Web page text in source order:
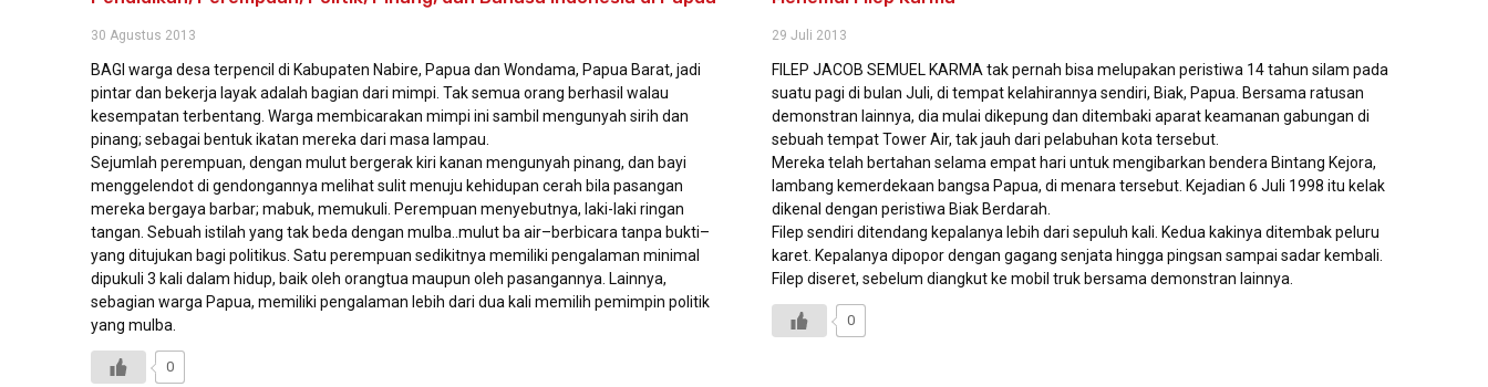
30 Agustus 2013
BAGI warga desa terpencil di Kabupaten Nabire, Papua dan Wondama, Papua Barat, jadi
pintar dan bekerja layak adalah bagian dari mimpi. Tak semua orang berhasil walau
kesempatan terbentang. Warga membicarakan mimpi ini sambil mengunyah sirih dan
pinang; sebagai bentuk ikatan mereka dari masa lampau.
Sejumlah perempuan, dengan mulut bergerak kiri kanan mengunyah pinang, dan bayi
menggelendot di gendongannya melihat sulit menuju kehidupan cerah bila pasangan
mereka bergaya barbar; mabuk, memukuli. Perempuan menyebutnya, laki-laki ringan
tangan. Sebuah istilah yang tak beda dengan mulba..mulut ba air–berbicara tanpa bukti–
yang ditujukan bagi politikus. Satu perempuan sedikitnya memiliki pengalaman minimal
dipukuli 3 kali dalam hidup, baik oleh orangtua maupun oleh pasangannya. Lainnya,
sebagian warga Papua, memiliki pengalaman lebih dari dua kali memilih pemimpin politik
yang mulba.
0
29 Juli 2013
FILEP JACOB SEMUEL KARMA tak pernah bisa melupakan peristiwa 14 tahun silam pada
suatu pagi di bulan Juli, di tempat kelahirannya sendiri, Biak, Papua. Bersama ratusan
demonstran lainnya, dia mulai dikepung dan ditembaki aparat keamanan gabungan di
sebuah tempat Tower Air, tak jauh dari pelabuhan kota tersebut.
Mereka telah bertahan selama empat hari untuk mengibarkan bendera Bintang Kejora,
lambang kemerdekaan bangsa Papua, di menara tersebut. Kejadian 6 Juli 1998 itu kelak
dikenal dengan peristiwa Biak Berdarah.
Filep sendiri ditendang kepalanya lebih dari sepuluh kali. Kedua kakinya ditembak peluru
karet. Kepalanya dipopor dengan gagang senjata hingga pingsan sampai sadar kembali.
Filep diseret, sebelum diangkut ke mobil truk bersama demonstran lainnya.
0